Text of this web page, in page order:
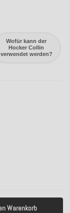
Wofür kann der
Hocker Collin
verwendet werden?
Warenkorb